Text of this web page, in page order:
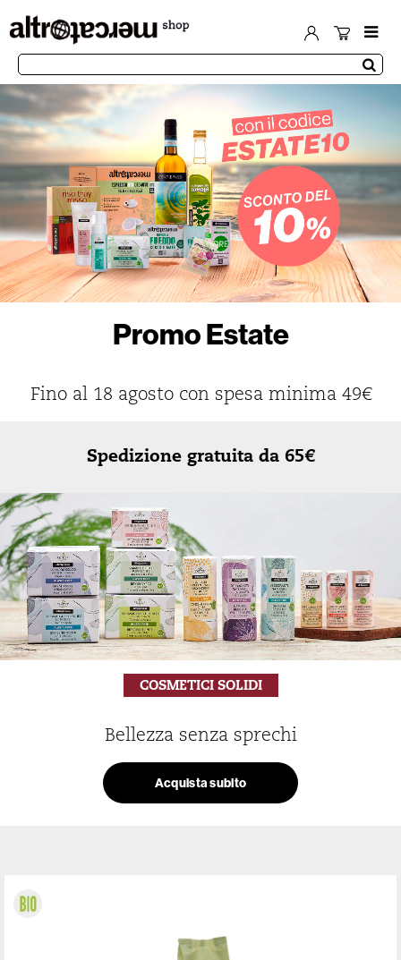
Promo Estate
Fino al 18 agosto con spesa minima 49€
Spedizione gratuita da 65€
COSMETICI SOLIDI
Bellezza senza sprechi
Acquista subito